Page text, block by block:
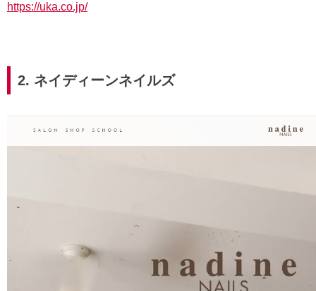
https://uka.co.jp/
2. ネイディーンネイルズ